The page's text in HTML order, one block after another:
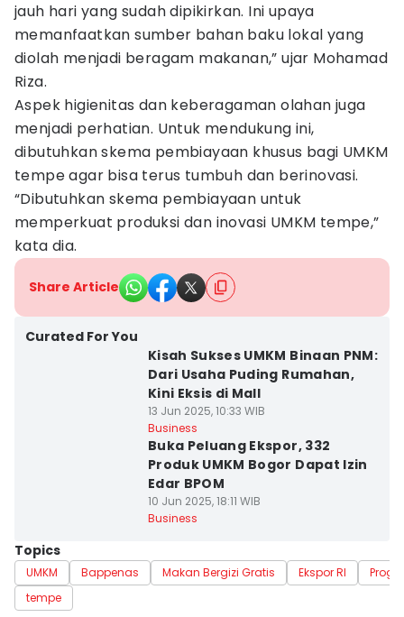
jauh hari yang sudah dipikirkan. Ini upaya
memanfaatkan sumber bahan baku lokal yang
diolah menjadi beragam makanan,” ujar Mohamad
Riza.
Aspek higienitas dan keberagaman olahan juga
menjadi perhatian. Untuk mendukung ini,
dibutuhkan skema pembiayaan khusus bagi UMKM
tempe agar bisa terus tumbuh dan berinovasi.
“Dibutuhkan skema pembiayaan untuk
memperkuat produksi dan inovasi UMKM tempe,”
kata dia.
Share Article
Curated For You
Kisah Sukses UMKM Binaan PNM:
Dari Usaha Puding Rumahan,
Kini Eksis di Mall
13 Jun 2025, 10:33 WIB
Business
Buka Peluang Ekspor, 332
Produk UMKM Bogor Dapat Izin
Edar BPOM
10 Jun 2025, 18:11 WIB
Business
Topics
UMKM Bappenas Makan Bergizi Gratis Ekspor RI
tempe